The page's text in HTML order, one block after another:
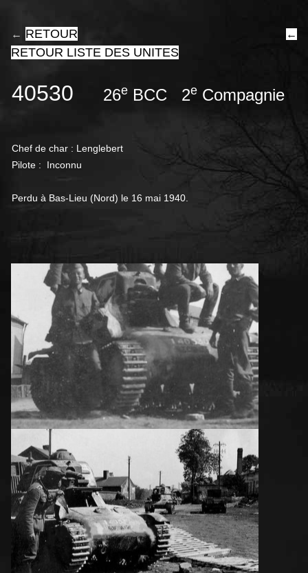
← RETOUR ←
RETOUR LISTE DES UNITES
40530 26e BCC 2e Compagnie
Chef de char : Lenglebert
Pilote : Inconnu
Perdu à Bas-Lieu (Nord) le 16 mai 1940.